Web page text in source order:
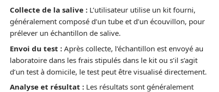
Collecte de la salive : L’utilisateur utilise un kit fourni,
généralement composé d’un tube et d’un écouvillon, pour
prélever un échantillon de salive.
Envoi du test : Après collecte, l’échantillon est envoyé au
laboratoire dans les frais stipulés dans le kit ou s’il s’agit
d’un test à domicile, le test peut être visualisé directement.
Analyse et résultat : Les résultats sont généralement